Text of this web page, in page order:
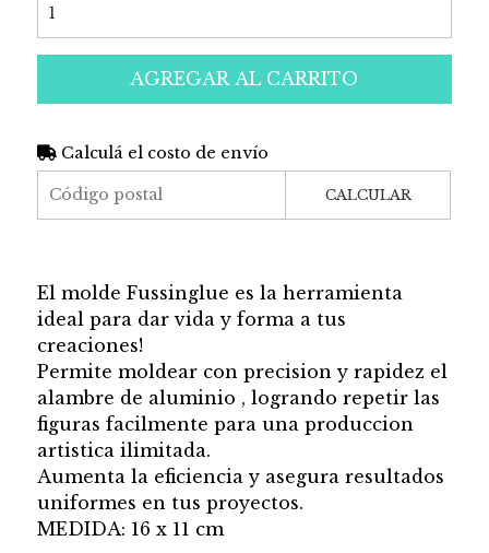
AGREGAR AL CARRITO
Calculá el costo de envío
CALCULAR
El molde Fussinglue es la herramienta
ideal para dar vida y forma a tus
creaciones!
Permite moldear con precision y rapidez el
alambre de aluminio , logrando repetir las
figuras facilmente para una produccion
artistica ilimitada.
Aumenta la eficiencia y asegura resultados
uniformes en tus proyectos.
MEDIDA: 16 x 11 cm